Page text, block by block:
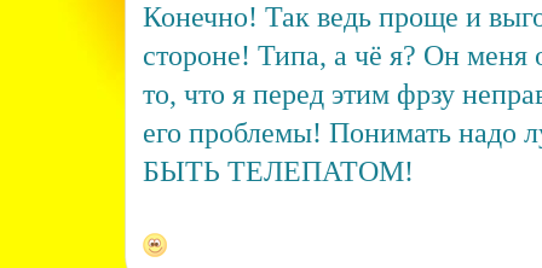
Конечно! Так ведь проще и
стороне! Типа, а чё я? Он меня
то, что я перед этим фрзу
его проблемы! Понимать
БЫТЬ ТЕЛЕПАТОМ!